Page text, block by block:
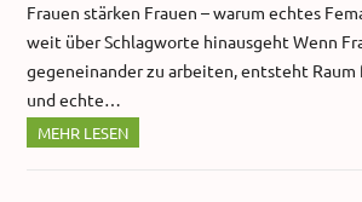
Frauen stärken Frauen – warum echtes
weit über Schlagworte hinausgeht Wenn
gegeneinander zu arbeiten, entsteht Raum
und echte…
MEHR LESEN